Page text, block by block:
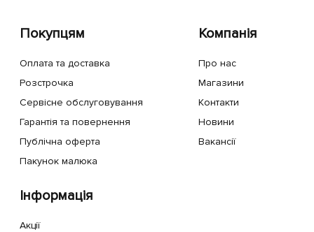
Покупцям
Оплата та доставка
Розстрочка
Сервісне обслуговування
Гарантія та повернення
Публічна оферта
Пакунок малюка
Компанія
Про нас
Магазини
Контакти
Новини
Вакансії
Інформація
Акції